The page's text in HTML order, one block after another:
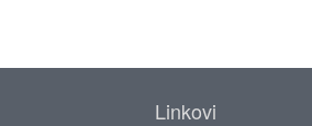
Linkovi